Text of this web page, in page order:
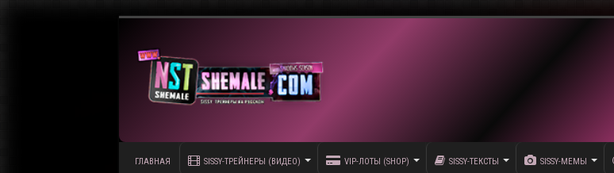
ГЛАВНАЯ SISSY-ТРЕЙНЕРЫ (ВИДЕО) VIP-ЛОТЫ (SHOP) SISSY-ТЕКСТЫ SISSY-МЕМЫ